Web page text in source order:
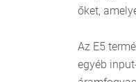
őket,
Az E5
egyéb